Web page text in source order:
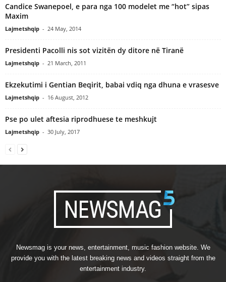
Candice Swanepoel, e para nga 100 modelet me “hot” sipas
Maxim
Lajmetshqip - 24 May, 2014
Presidenti Pacolli nis sot vizitën dy ditore në Tiranë
Lajmetshqip - 21 March, 2011
Ekzekutimi i Gentian Beqirit, babai vdiq nga dhuna e vrasesve
Lajmetshqip - 16 August, 2012
Pse po ulet aftesia riprodhuese te meshkujt
Lajmetshqip - 30 July, 2017
Newsmag is your news, entertainment, music fashion website. We
provide you with the latest breaking news and videos straight from the
entertainment industry.